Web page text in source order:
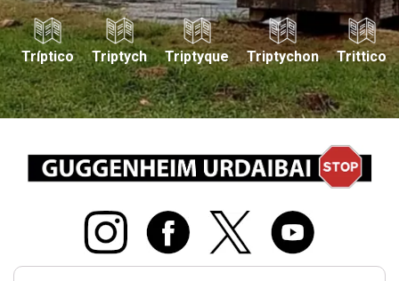
Tríptico Triptych Triptyque Triptychon Trittico